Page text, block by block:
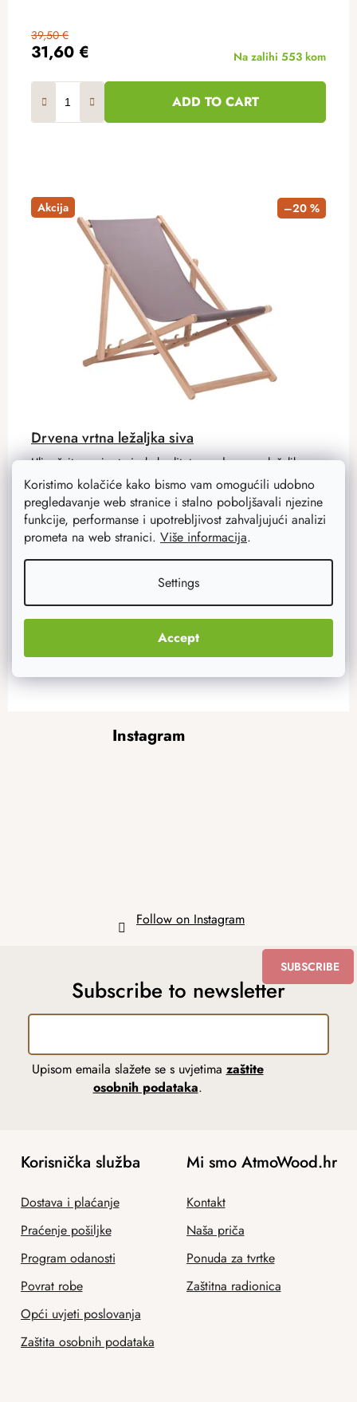
Koristimo kolačiće kako bismo vam omogućili udobno
pregledavanje web stranice i stalno poboljšavali njezine
funkcije, performanse i upotrebljivost zahvaljujući analizi
prometa na web stranici. Više informacija.
Settings
Accept
31,60 €
39,50 €
Na zalihi 553 kom
ADD TO CART
Akcija –20 %
Drvena vrtna ležaljka siva
39,50 €
ADD TO CART
Uljepšajte svoj vrt visokokvalitetnom drvenom ležaljkom
koja jamči udobno sjedenje, ali i prekrasan dizajn u
modernom sivom dizajnu. Visokokvalitetna konstrukcija
od bukovog...
Instagram
Follow on Instagram
Subscribe to newsletter
Upisom emaila slažete se s uvjetima zaštite
osobnih podataka.
SUBSCRIBE
Korisnička služba
Dostava i plaćanje
Praćenje pošiljke
Program odanosti
Povrat robe
Opći uvjeti poslovanja
Zaštita osobnih podataka
Mi smo AtmoWood.hr
Kontakt
Naša priča
Ponuda za tvrtke
Zaštitna radionica